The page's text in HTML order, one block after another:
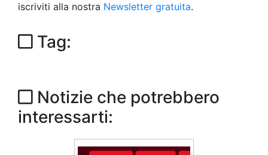
iscriviti alla nostra Newsletter gratuita.
Tag:
Notizie che potrebbero
interessarti: